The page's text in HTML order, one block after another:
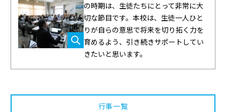
の時期は、生徒たちにとって非常に大
切な節目です。本校は、生徒一人ひと
りが自らの意思で将来を切り拓く力を
育めるよう、引き続きサポートしてい
きたいと思います。
行事一覧